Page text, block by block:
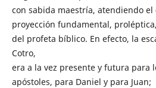
con sabida maestría, atendiendo
proyección fundamental,
del profeta bíblico. En efecto, la
Cotro,
era a la vez presente y futura para
apóstoles, para Daniel y para Juan;